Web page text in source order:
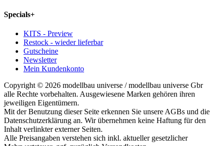
Specials+
KITS - Preview
Restock - wieder lieferbar
Gutscheine
Newsletter
Mein Kundenkonto
Copyright © 2026 modellbau universe / modellbau universe Gbr
alle Rechte vorbehalten. Ausgewiesene Marken gehören ihren
jeweiligen Eigentümern.
Mit der Benutzung dieser Seite erkennen Sie unsere AGBs und die
Datenschutzerklärung an. Wir übernehmen keine Haftung für den
Inhalt verlinkter externer Seiten.
Alle Preisangaben verstehen sich inkl. aktueller gesetzlicher